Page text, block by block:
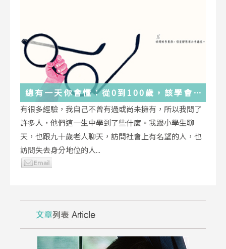
總有一天你會懂：從0到100歲，該學會
的人生大事，都在這些生活的小事裡了
有很多經驗，我自己不曾有過或尚未擁有，所以我問了
許多人，他們這一生中學到了些什麼。我跟小學生聊
天，也跟九十歲老人聊天，訪問社會上有名望的人，也
訪問失去身分地位的人...